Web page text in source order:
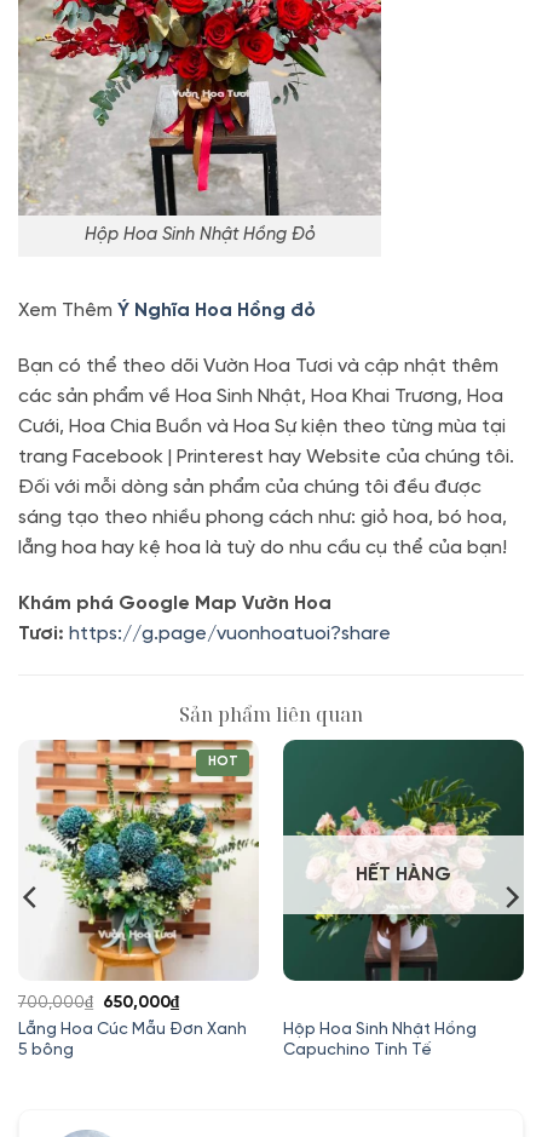
Hộp Hoa Sinh Nhật Hồng Đỏ
Xem Thêm Ý Nghĩa Hoa Hồng đỏ
Bạn có thể theo dõi Vườn Hoa Tươi và cập nhật thêm
các sản phẩm về Hoa Sinh Nhật, Hoa Khai Trương, Hoa
Cưới, Hoa Chia Buồn và Hoa Sự kiện theo từng mùa tại
trang Facebook | Printerest hay Website của chúng tôi.
Đối với mỗi dòng sản phẩm của chúng tôi đều được
sáng tạo theo nhiều phong cách như: giỏ hoa, bó hoa,
lẵng hoa hay kệ hoa là tuỳ do nhu cầu cụ thể của bạn!
Khám phá Google Map Vườn Hoa
Tươi: https://g.page/vuonhoatuoi?share
Sản phẩm liên quan
HOT
Lẵng Hoa Cúc Mẫu Đơn Xanh
5 bông
700,000₫
Giá
gốc
650,000₫Giá
hiện
HẾT HÀNG
Hộp Hoa Sinh Nhật Hồng
Capuchino Tinh Tế